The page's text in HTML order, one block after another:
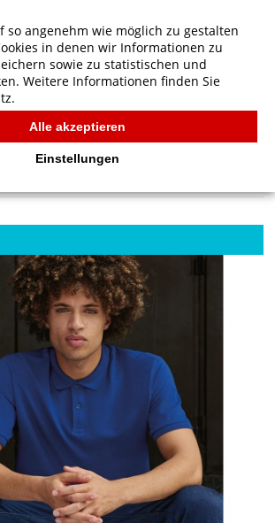
Inspire Polo /men
so angenehm wie möglich zu gestalten
in denen wir Informationen zu
sowie zu statistischen und
Weitere Informationen finden Sie
Alle akzeptieren
Einstellungen